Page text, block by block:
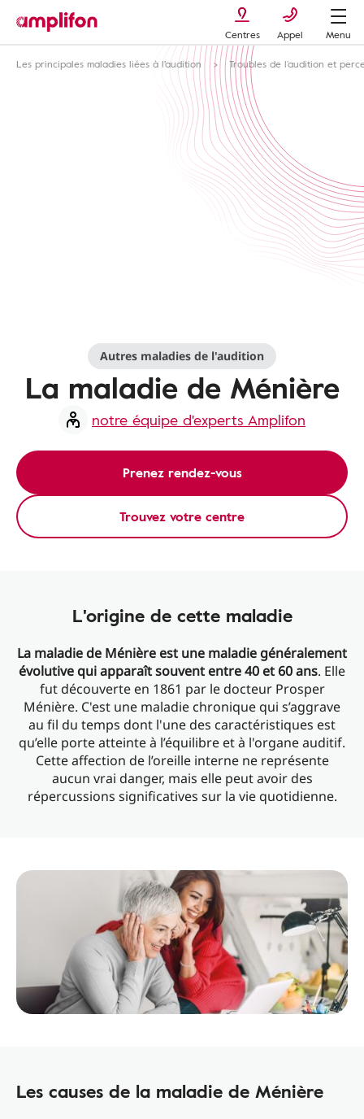
Centres Appel
Menu
Les principales maladies liées à l'audition
Troubles de l’audition et
Autres maladies de l'audition
La maladie de Ménière
notre équipe d'experts Amplifon
Prenez rendez-vous
Trouvez votre centre
L'origine de cette maladie
La maladie de Ménière est une maladie généralement
évolutive qui apparaît souvent entre 40 et 60 ans. Elle
fut découverte en 1861 par le docteur Prosper
Ménière. C'est une maladie chronique qui s’aggrave
au fil du temps dont l'une des caractéristiques est
qu’elle porte atteinte à l’équilibre et à l'organe auditif.
Cette affection de l’oreille interne ne représente
aucun vrai danger, mais elle peut avoir des
répercussions significatives sur la vie quotidienne.
Les causes de la maladie de Ménière